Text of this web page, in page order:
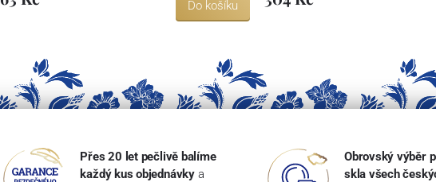
Do košíku
Přes 20 let pečlivě balíme
každý kus objednávky a
Obrovský výběr
skla všech